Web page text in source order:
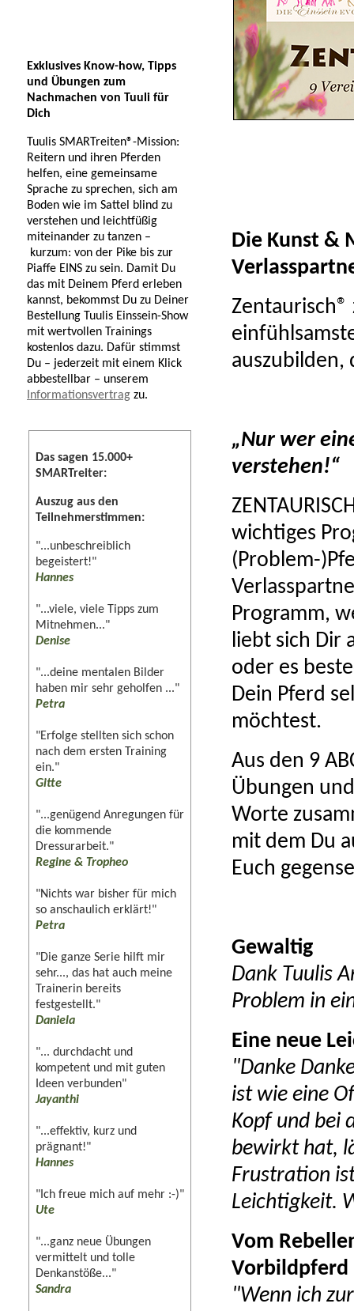
Exklusives Know-how, Tipps
und Übungen zum
Nachmachen von Tuuli für
Dich
Tuulis SMARTreiten®-Mission:
Reitern und ihren Pferden
helfen, eine gemeinsame
Sprache zu sprechen, sich am
Boden wie im Sattel blind zu
verstehen und leichtfüßig
miteinander zu tanzen –
kurzum: von der Pike bis zur
Piaffe EINS zu sein. Damit Du
das mit Deinem Pferd erleben
kannst, bekommst Du zu Deiner
Bestellung Tuulis Einssein-Show
mit wertvollen Trainings
kostenlos dazu. Dafür stimmst
Du – jederzeit mit einem Klick
abbestellbar – unserem
Informationsvertrag zu.
Das sagen 15.000+
SMARTreiter:
Auszug aus den
Teilnehmerstimmen:
"...unbeschreiblich
begeistert!"
Hannes
"...viele, viele Tipps zum
Mitnehmen..."
Denise
"...deine mentalen Bilder
haben mir sehr geholfen ..."
Petra
"Erfolge stellten sich schon
nach dem ersten Training
ein."
Gitte
"...genügend Anregungen für
die kommende
Dressurarbeit."
Regine & Tropheo
"Nichts war bisher für mich
so anschaulich erklärt!"
Petra
"Die ganze Serie hilft mir
sehr..., das hat auch meine
Trainerin bereits
festgestellt."
Daniela
"... durchdacht und
kompetent und mit guten
Ideen verbunden"
Jayanthi
"...effektiv, kurz und
prägnant!"
Hannes
"Ich freue mich auf mehr :-)"
Ute
"...ganz neue Übungen
vermittelt und tolle
Denkanstöße..."
Sandra
Die Kunst &
auszubilden,
„Nur wer
verstehen!“
wichtiges
(Problem-
Programm,
liebt sich Dir
oder es
Dein Pferd
möchtest.
Aus den 9
Übungen
Worte
mit dem Du
Euch
Gewaltig
Dank Tuulis
Problem in
Eine neue
"Danke
ist wie eine
Kopf und bei
bewirkt hat,
Frustration
Leichtigkeit.
Vom
Vorbildpferd
"Wenn ich